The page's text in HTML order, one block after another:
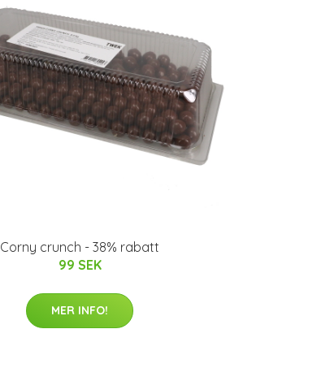
Corny crunch - 38% rabatt
99 SEK
MER INFO!